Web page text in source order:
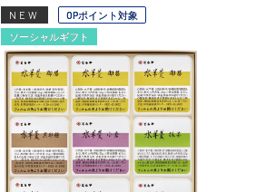
NEW
OPポイント対象
ソーシャルギフト